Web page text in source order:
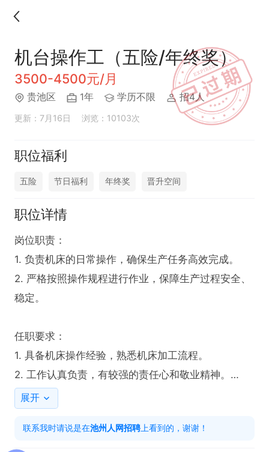
机台操作工（五险/年终奖）
3500-4500元/月
贵池区 1年 学历不限 招4人
更新：7月16日 浏览：10103次
职位福利
五险 节日福利 年终奖 晋升空间
职位详情
岗位职责：
1. 负责机床的日常操作，确保生产任务高效完成。
2. 严格按照操作规程进行作业，保障生产过程安全、
稳定。
任职要求：
1. 具备机床操作经验，熟悉机床加工流程。
2. 工作认真负责，有较强的责任心和敬业精神。
3. 能严格遵守安全操作规程，保证生产安全。
展开
联系我时请说是在池州人网招聘 上看到的，谢谢！